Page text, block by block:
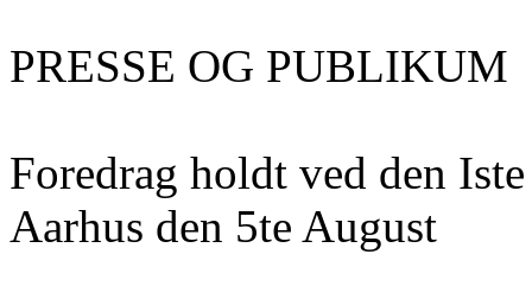
PRESSE OG PUBLIKUM
Foredrag holdt ved den
Aarhus den 5te August